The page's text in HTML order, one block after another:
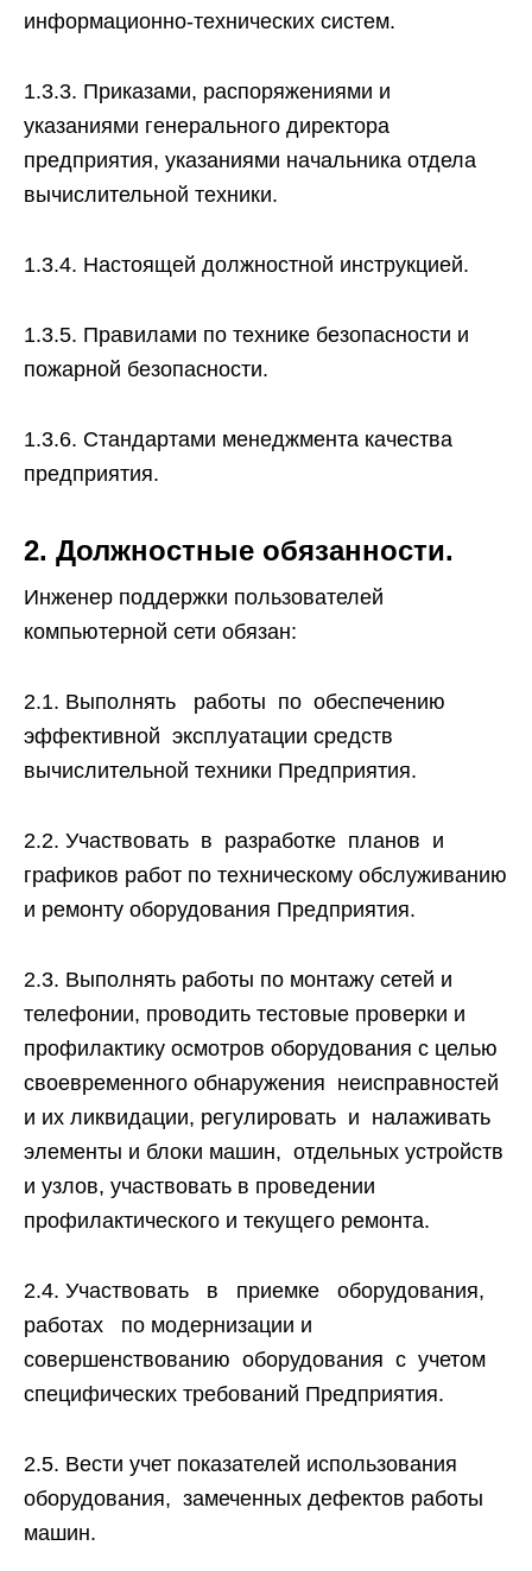
информационно-технических систем.
1.3.3. Приказами, распоряжениями и
указаниями генерального директора
предприятия, указаниями начальника отдела
вычислительной техники.
1.3.4. Настоящей должностной инструкцией.
1.3.5. Правилами по технике безопасности и
пожарной безопасности.
1.3.6. Стандартами менеджмента качества
предприятия.
2. Должностные обязанности.
Инженер поддержки пользователей
компьютерной сети обязан:
2.1. Выполнять работы по обеспечению
эффективной эксплуатации средств
вычислительной техники Предприятия.
2.2. Участвовать в разработке планов и
графиков работ по техническому обслуживанию
и ремонту оборудования Предприятия.
2.3. Выполнять работы по монтажу сетей и
телефонии, проводить тестовые проверки и
профилактику осмотров оборудования с целью
своевременного обнаружения неисправностей
и их ликвидации, регулировать и налаживать
элементы и блоки машин, отдельных устройств
и узлов, участвовать в проведении
профилактического и текущего ремонта.
2.4. Участвовать в приемке оборудования,
работах по модернизации и
совершенствованию оборудования с учетом
специфических требований Предприятия.
2.5. Вести учет показателей использования
оборудования, замеченных дефектов работы
машин.